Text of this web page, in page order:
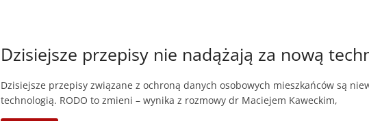
Dzisiejsze przepisy nie nadążają za nową
Dzisiejsze przepisy związane z ochroną danych osobowych mieszkańców są
technologią. RODO to zmieni – wynika z rozmowy dr Maciejem Kaweckim,